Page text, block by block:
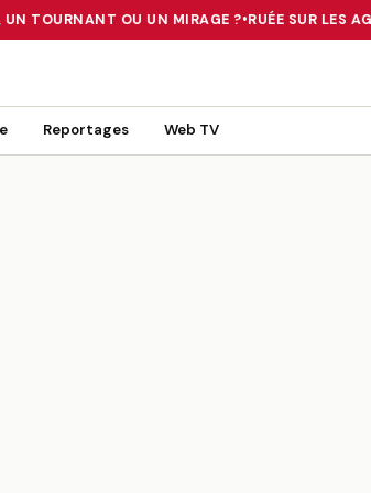
TOURNANT OU UN MIRAGE ?• RUÉE SUR LES
OU UN MIRAGE ?•RUÉE SUR LES
Reportages Web TV